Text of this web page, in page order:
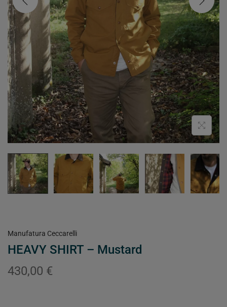
Manufatura Ceccarelli
HEAVY SHIRT – Mustard
430,00 €